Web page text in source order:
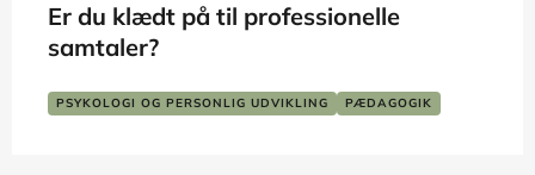
Er du klædt på til professionelle
samtaler?
PSYKOLOGI OG PERSONLIG UDVIKLING
PÆDAGOGIK